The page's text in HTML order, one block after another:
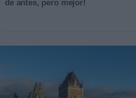
de antes, pero mejor!